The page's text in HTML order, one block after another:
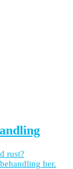
rust?
her.